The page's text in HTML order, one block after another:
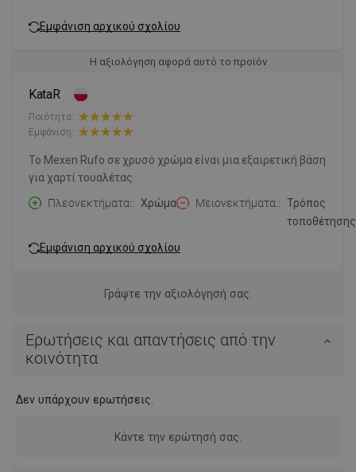
Εμφάνιση αρχικού σχολίου
Η αξιολόγηση αφορά αυτό το προϊόν
KataR
Ποιότητα:
Εμφάνιση:
Το Mexen Rufo σε χρυσό χρώμα είναι μια εξαιρετική βάση
για χαρτί τουαλέτας.
Πλεονεκτήματα:
Χρώμα Μειονεκτήματα:
Τρόπος
Εμφάνιση αρχικού σχολίου
Γράψτε την αξιολόγησή σας.
Ερωτήσεις και απαντήσεις από την
κοινότητα
Δεν υπάρχουν ερωτήσεις.
Κάντε την ερώτησή σας.